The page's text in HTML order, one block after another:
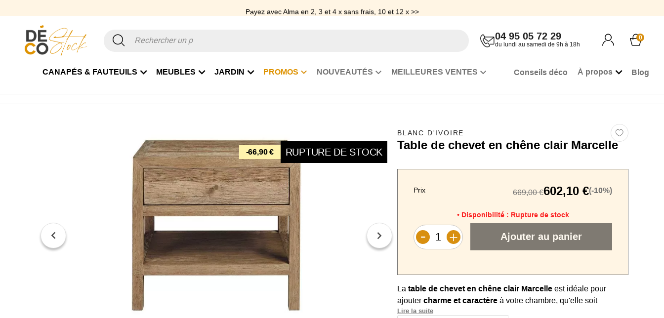
CANAPÉS & FAUTEUILS MEUBLES JARDIN PROMOS NOUVEAUTÉS MEILLEURES VENTES Conseils déco À propos Blog
04 95 05 72 29
du lundi au samedi de 9h à 18h
0
-66,90 € RUPTURE DE STOCK
BLANC D'IVOIRE
Table de chevet en chêne clair Marcelle
Prix 669,00 €602,10 €(-10%)
• Disponibilité : Rupture de stock
Ajouter au panier
La table de chevet en chêne clair Marcelle est idéale pour
ajouter charme et caractère à votre chambre, qu'elle soit
moderne ou classique.
Lire la suite